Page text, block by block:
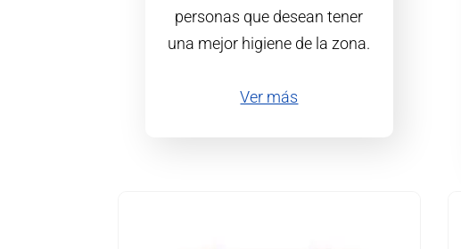
personas que desean tener
una mejor higiene de la zona.
Ver más